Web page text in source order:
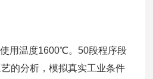
温度1600℃。50段程序段
的分析，模拟真实工业条件